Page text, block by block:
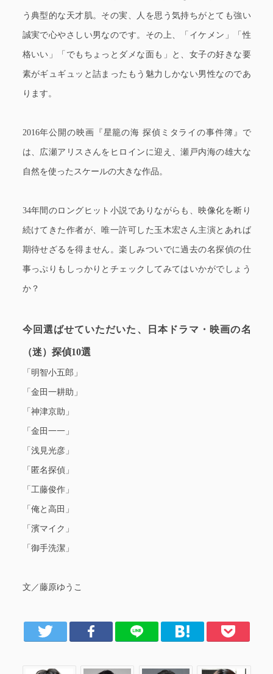
う典型的な天才肌。その実、人を思う気持ちがとても強い
誠実で心やさしい男なのです。その上、「イケメン」「性
格いい」「でもちょっとダメな面も」と、女子の好きな要
素がギュギュッと詰まったもう魅力しかない男性なのであ
ります。
2016年公開の映画『星籠の海 探偵ミタライの事件簿』で
は、広瀬アリスさんをヒロインに迎え、瀬戸内海の雄大な
自然を使ったスケールの大きな作品。
34年間のロングヒット小説でありながらも、映像化を断り
続けてきた作者が、唯一許可した玉木宏さん主演とあれば
期待せざるを得ません。楽しみついでに過去の名探偵の仕
事っぷりもしっかりとチェックしてみてはいかがでしょう
か？
今回選ばせていただいた、日本ドラマ・映画の名
（迷）探偵10選
「明智小五郎」
「金田一耕助」
「神津京助」
「金田一一」
「浅見光彦」
「匿名探偵」
「工藤俊作」
「俺と高田」
「濱マイク」
「御手洗潔」
文／藤原ゆうこ
Facebook LINE はてブ Pocket
榎木 孝明 松田 優